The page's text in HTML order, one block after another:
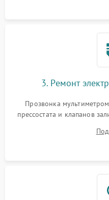
3. Ремонт
Прозвонка
прессостата и клапанов
Восстановление